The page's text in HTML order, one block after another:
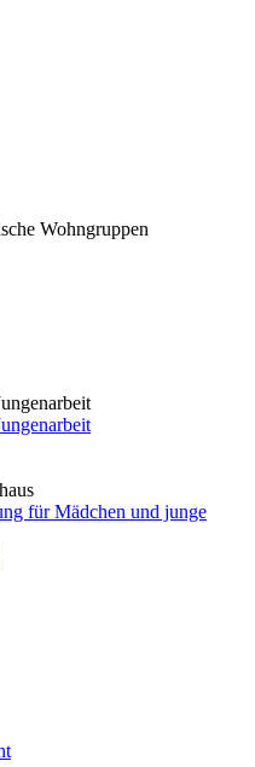
Wohngruppen
für Mädchen und junge